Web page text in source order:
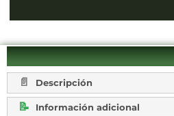
Descripción
Información adicional